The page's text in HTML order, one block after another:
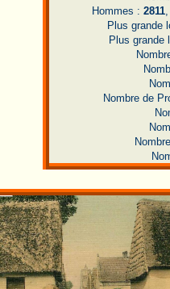
Hommes : 2811
Plus grande
Plus
Nombre de